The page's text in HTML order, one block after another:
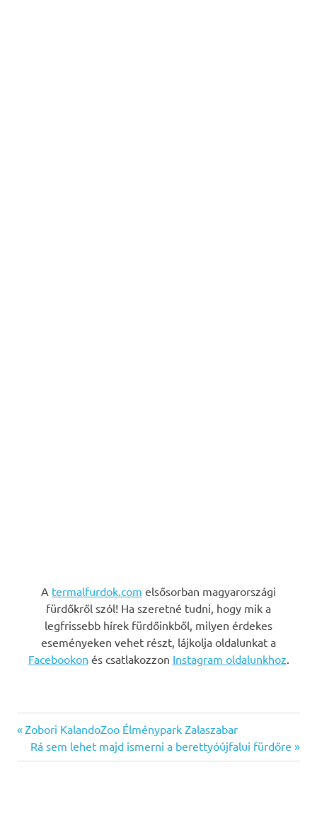
A termalfurdok.com elsősorban magyarországi
fürdőkről szól! Ha szeretné tudni, hogy mik a
legfrissebb hírek fürdőinkből, milyen érdekes
eseményeken vehet részt, lájkolja oldalunkat a
Facebookon és csatlakozzon Instagram oldalunkhoz.
Bejegyzés
navigáció
Previous
Post:
Zobori KalandoZoo Élménypark Zalaszabar
Next
Post:
Rá sem lehet majd ismerni a berettyóújfalui fürdőre